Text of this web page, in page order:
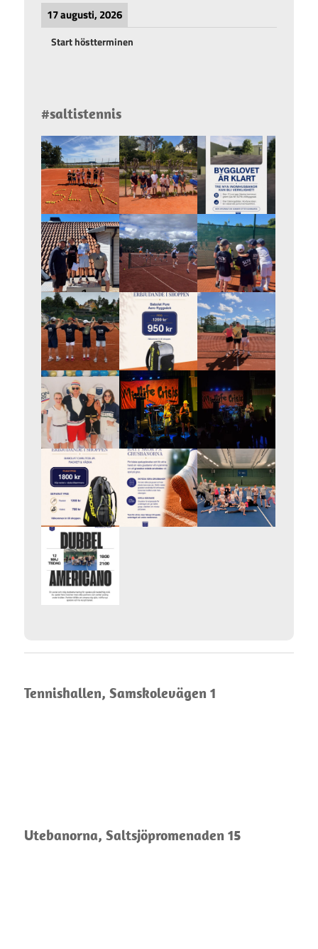
17 augusti, 2026
Start höstterminen
#saltistennis
Tennishallen, Samskolevägen 1
Utebanorna, Saltsjöpromenaden 15